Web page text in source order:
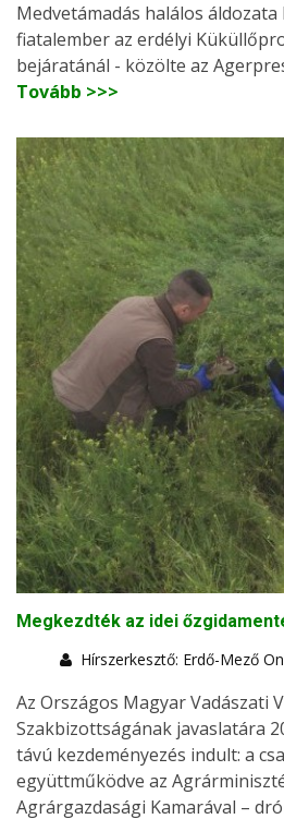
Medvetámadás halálos
fiatalember az erdélyi
bejáratánál - közölte az
Tovább >>>
Megkezdték az idei
Hírszerkesztő: Erdő-Mező
Az Országos Magyar Vadászati
Szakbizottságának javaslatára
távú kezdeményezés indult: a
együttműködve az
Agrárgazdasági Kamarával –